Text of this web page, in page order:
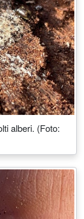
alberi. (Foto: